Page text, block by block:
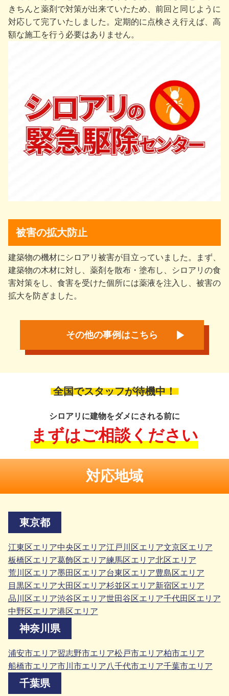
きちんと薬剤で対策が出来ていたため、前回と同じように
対応して完了いたしました。定期的に点検さえ行えば、高
額な施工を行う必要はありません。
被害の拡大防止
建築物の機材にシロアリ被害が目立っていました。まず、
建築物の木材に対し、薬剤を散布・塗布し、シロアリの食
害対策をし、食害を受けた個所には薬液を注入し、被害の
拡大を防ぎました。
その他の事例はこちら
全国でスタッフが待機中！
シロアリに建物をダメにされる前に
まずはご相談ください
対応地域
東京都
江東区エリア中央区エリア江戸川区エリア文京区エリア
板橋区エリア葛飾区エリア練馬区エリア北区エリア
荒川区エリア墨田区エリア台東区エリア豊島区エリア
目黒区エリア大田区エリア杉並区エリア新宿区エリア
品川区エリア渋谷区エリア世田谷区エリア千代田区エリア
中野区エリア港区エリア
神奈川県
浦安市エリア習志野市エリア松戸市エリア柏市エリア
船橋市エリア市川市エリア八千代市エリア千葉市エリア
千葉県